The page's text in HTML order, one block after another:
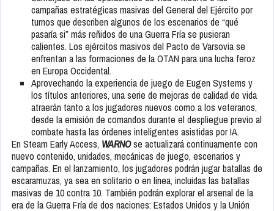
campañas estratégicas masivas del General del Ejército por
turnos que describen algunos de los escenarios de “qué
pasaría si” más reñidos de una Guerra Fría se pusieran
calientes. Los ejércitos masivos del Pacto de Varsovia se
enfrentan a las formaciones de la OTAN para una lucha feroz
en Europa Occidental.
Aprovechando la experiencia de juego de Eugen Systems y
los títulos anteriores, una serie de mejoras de calidad de vida
atraerán tanto a los jugadores nuevos como a los veteranos,
desde la emisión de comandos durante el despliegue previo al
combate hasta las órdenes inteligentes asistidas por IA.
En Steam Early Access, WARNOse actualizará continuamente con
nuevo contenido, unidades, mecánicas de juego, escenarios y
campañas. En el lanzamiento, los jugadores podrán jugar batallas de
escaramuzas, ya sea en solitario o en línea, incluidas las batallas
masivas de 10 contra 10. También podrán explorar el arsenal de la
era de la Guerra Fría de dos naciones: Estados Unidos y la Unión